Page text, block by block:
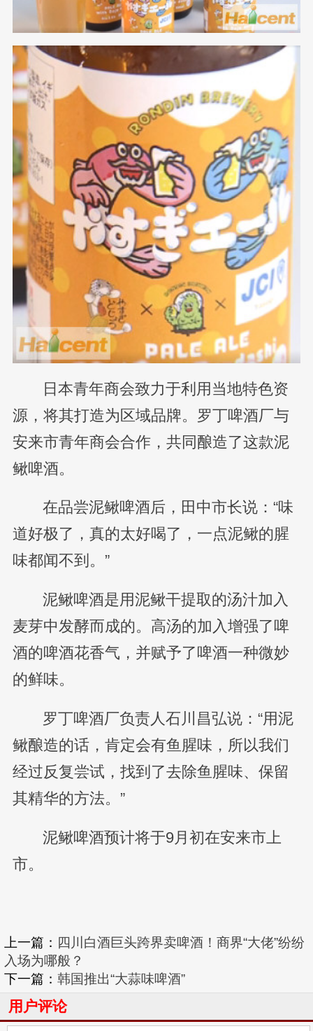
日本青年商会致力于利用当地特色资
源，将其打造为区域品牌。罗丁啤酒厂与
安来市青年商会合作，共同酿造了这款泥
鳅啤酒。
在品尝泥鳅啤酒后，田中市长说：“味
道好极了，真的太好喝了，一点泥鳅的腥
味都闻不到。”
泥鳅啤酒是用泥鳅干提取的汤汁加入
麦芽中发酵而成的。高汤的加入增强了啤
酒的啤酒花香气，并赋予了啤酒一种微妙
的鲜味。
罗丁啤酒厂负责人石川昌弘说：“用泥
鳅酿造的话，肯定会有鱼腥味，所以我们
经过反复尝试，找到了去除鱼腥味、保留
其精华的方法。”
泥鳅啤酒预计将于9月初在安来市上
市。
上一篇： 四川白酒巨头跨界卖啤酒！商界“大佬”纷纷
入场为哪般？
下一篇： 韩国推出“大蒜味啤酒”
用户评论